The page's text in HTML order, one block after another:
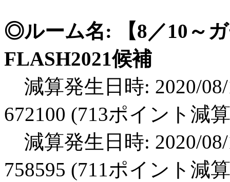
◎ルーム名: 【8／10～
FLASH2021候補
減算発生日時: 2020/
672100 (713ポイント減
減算発生日時: 2020/
758595 (711ポイント減